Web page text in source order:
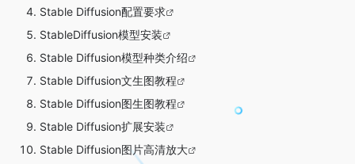
Stable Diffusion配置要求
StableDiffusion模型安装
Stable Diffusion模型种类介绍
Stable Diffusion文生图教程
Stable Diffusion图生图教程
Stable Diffusion扩展安装
Stable Diffusion图片高清放大